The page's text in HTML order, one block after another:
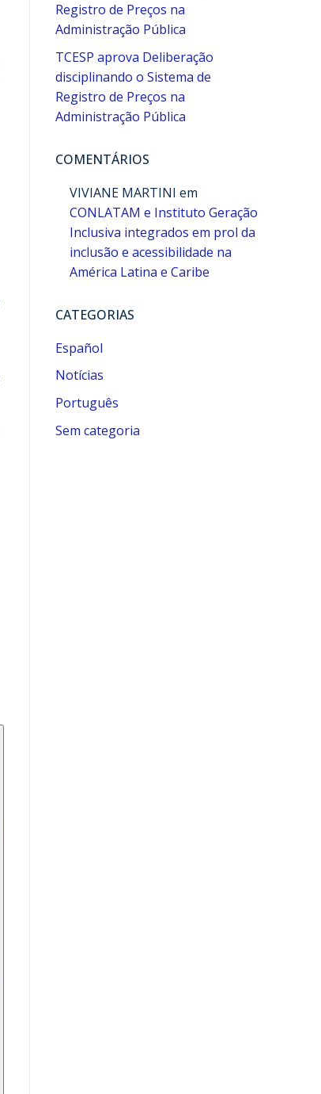
Registro de Preços na
Administração Pública
TCESP aprova Deliberação
disciplinando o Sistema de
Registro de Preços na
Administração Pública
COMENTÁRIOS
VIVIANE MARTINI em
CONLATAM e Instituto Geração
Inclusiva integrados em prol da
inclusão e acessibilidade na
América Latina e Caribe
CATEGORIAS
Español
Notícias
Português
Sem categoria